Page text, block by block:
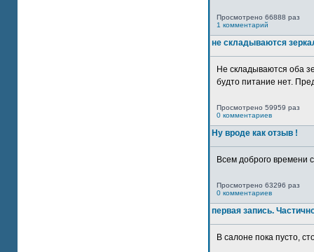
Просмотрено 66888 раз
1 комментарий
не складываются
Не складываются оба
будто питание нет.
Просмотрено 59959 раз
0 комментариев
Ну вроде как отзыв !
Всем доброго времени
Просмотрено 63296 раз
0 комментариев
первая запись.
В салоне пока пусто,